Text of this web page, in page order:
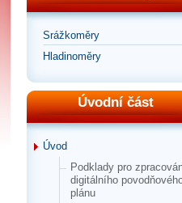
Srážkoměry
Hladinoměry
Úvodní část
Úvod
Podklady pro
digitálního
plánu